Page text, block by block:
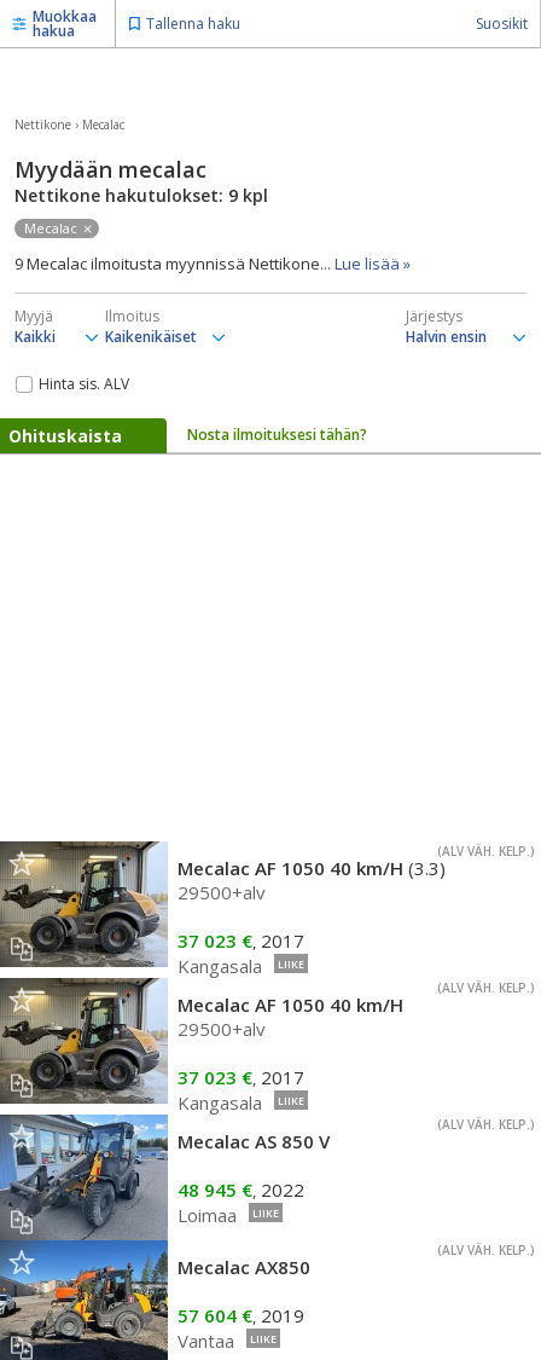
Muokkaa
hakua Tallenna haku Suosikit
Nettikone › Mecalac
Myydään mecalac
Nettikone hakutulokset: 9 kpl
Mecalac
9 Mecalac ilmoitusta myynnissä Nettikone... Lue lisää »
Myyjä Ilmoitus Järjestys
Hinta sis. ALV
Ohituskaista Nosta ilmoituksesi tähän?
(ALV VÄH. KELP.)
Mecalac AF 1050 40 km/H (3.3)
29500+alv
37 023 €, 2017
Kangasala
LIIKE
(ALV VÄH. KELP.)
Mecalac AF 1050 40 km/H
29500+alv
37 023 €, 2017
Kangasala
LIIKE
(ALV VÄH. KELP.)
Mecalac AS 850 V
48 945 €, 2022
Loimaa
LIIKE
(ALV VÄH. KELP.)
Mecalac AX850
57 604 €, 2019
Vantaa
LIIKE